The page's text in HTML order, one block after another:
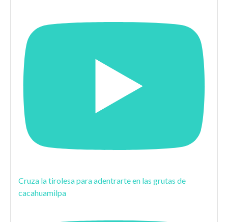
Cruza la tirolesa para adentrarte en las grutas de
cacahuamilpa